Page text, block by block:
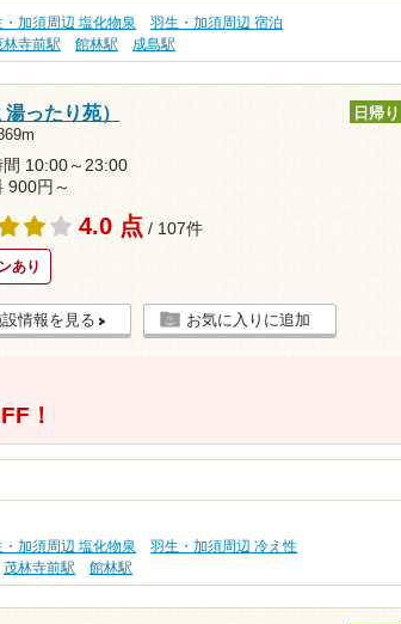
・加須周辺 塩化物泉
羽生・加須周辺 宿泊
林寺前駅 館林駅 成島駅
ったり苑） 日帰り
10:00～23:00
900円～
4.0 点 / 107件
あり
情報を見る お気に入りに追加
！
・加須周辺 塩化物泉
羽生・加須周辺 冷え性
茂林寺前駅 館林駅